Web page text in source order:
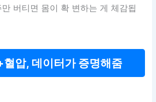
버티면 몸이 확 변하는 게 체감됩
압, 데이터가 증명해줌